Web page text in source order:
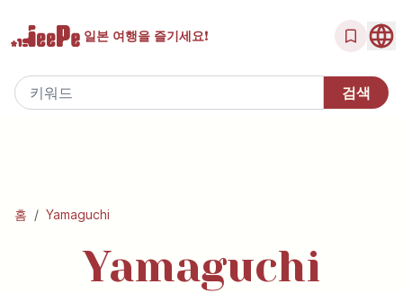
일본 여행을 즐기세요!
홈 / Yamaguchi
Yamaguchi